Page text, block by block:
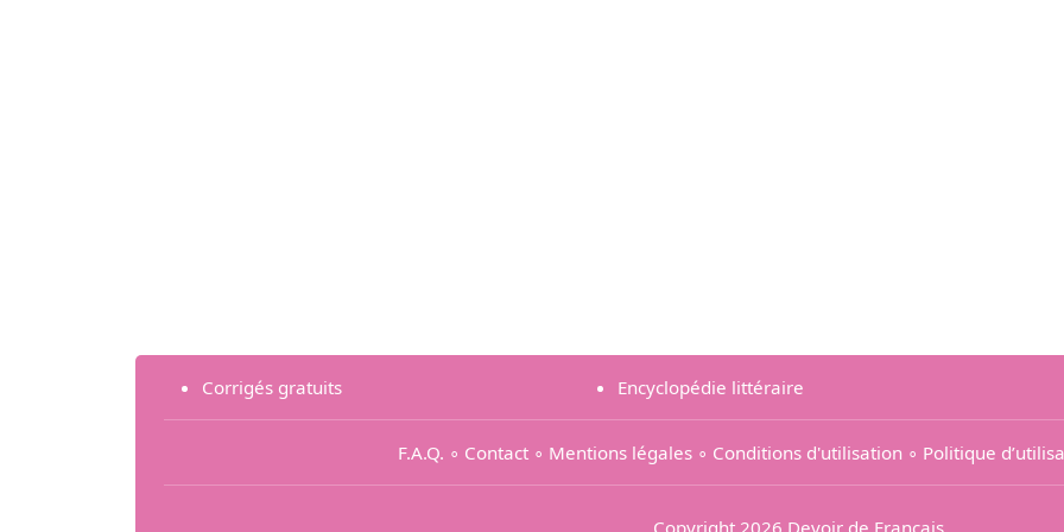
Corrigés gratuits Encyclopédie littéraire
F.A.Q. ∘ Contact∘ Mentions légales∘ Conditions d'utilisation ∘ Politique
Copyright 2026 Devoir de Français